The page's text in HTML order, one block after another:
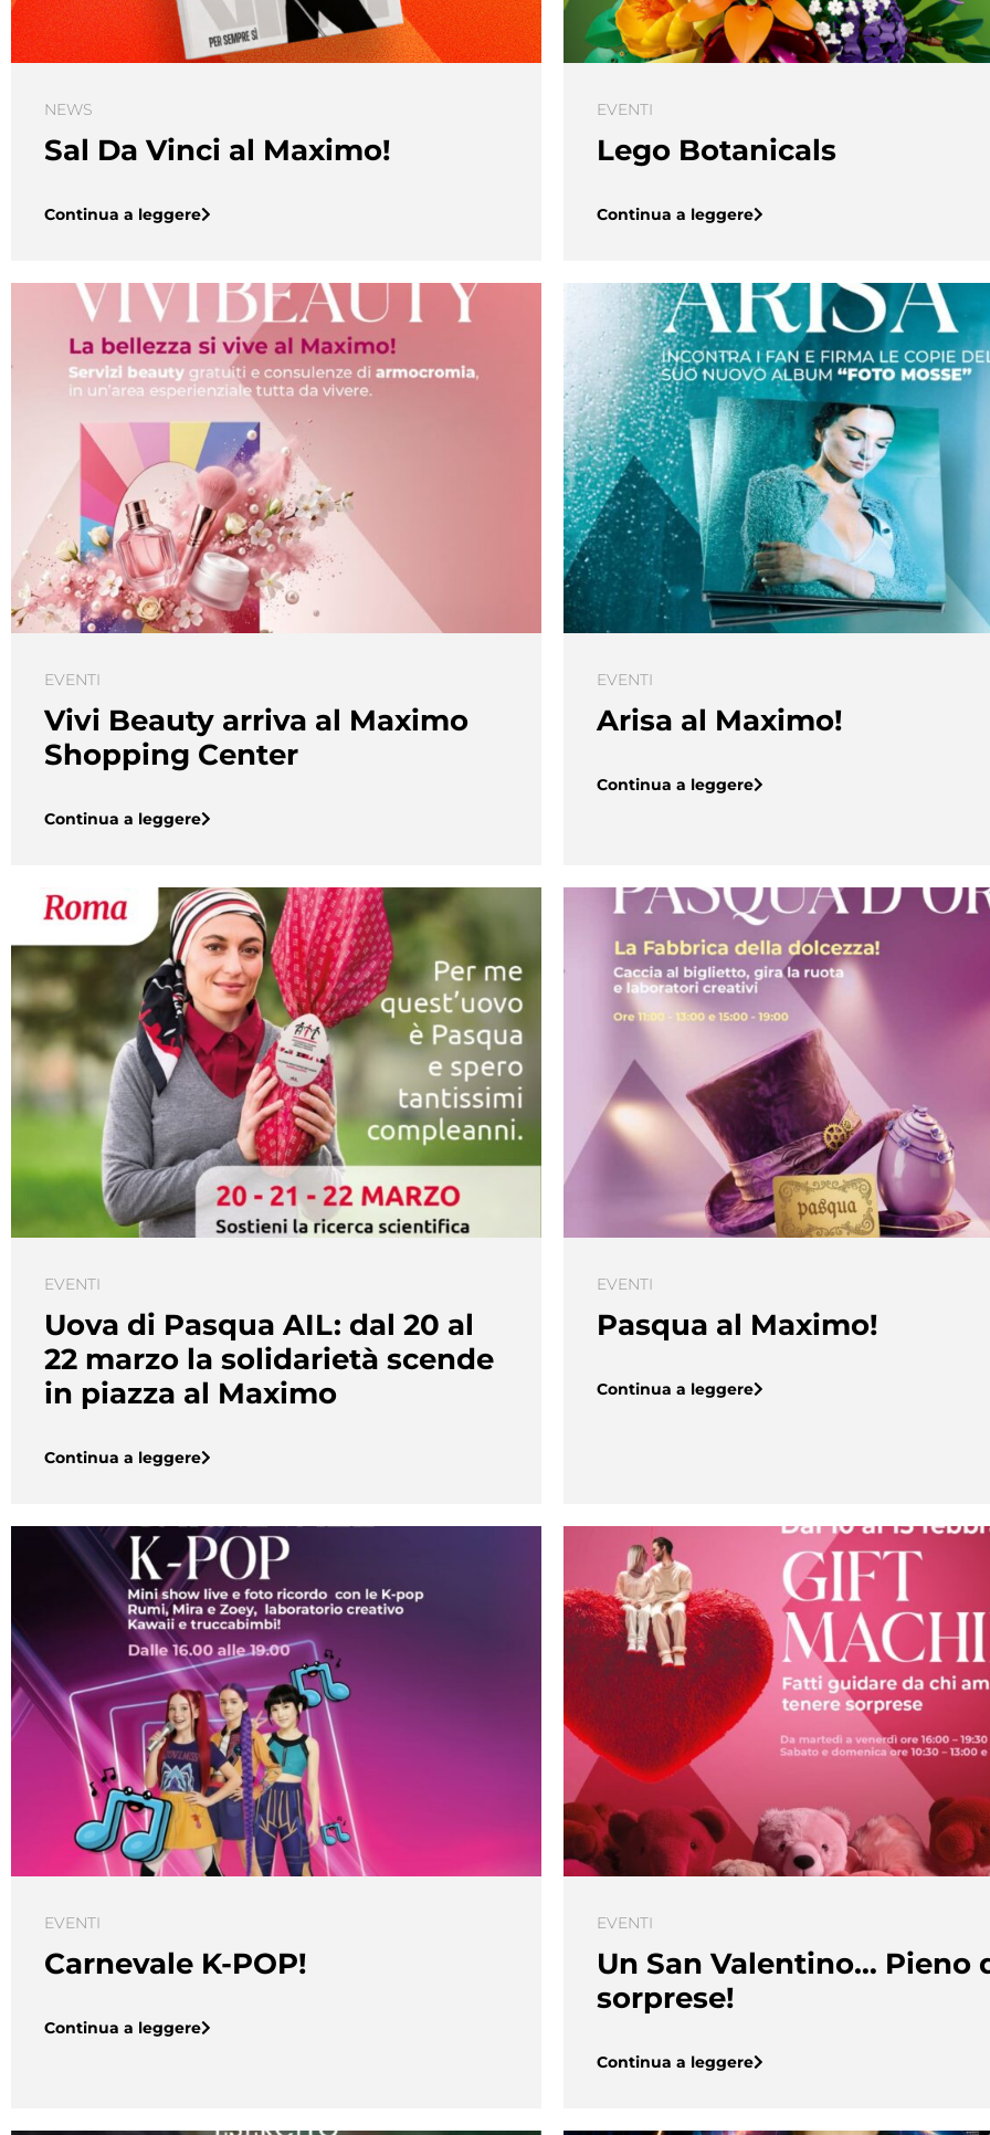
NEWS
Sal Da Vinci al Maximo!
Continua a leggere
EVENTI
Lego Botanicals
Continua a leggere
EVENTI
Vivi Beauty arriva al Maximo
Shopping Center
Continua a leggere
EVENTI
Arisa al Maximo!
Continua a leggere
EVENTI
Uova di Pasqua AIL: dal 20 al
22 marzo la solidarietà scende
in piazza al Maximo
Continua a leggere
EVENTI
Pasqua al Maximo!
Continua a leggere
EVENTI
Carnevale K-POP!
Continua a leggere
EVENTI
Un San Valentino… Pieno
sorprese!
Continua a leggere